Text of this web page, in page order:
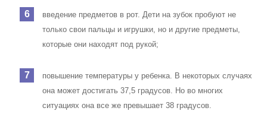
введение предметов в рот. Дети на зубок пробуют не
только свои пальцы и игрушки, но и другие предметы,
которые они находят под рукой;
повышение температуры у ребенка. В некоторых случаях
она может достигать 37,5 градусов. Но во многих
ситуациях она все же превышает 38 градусов.